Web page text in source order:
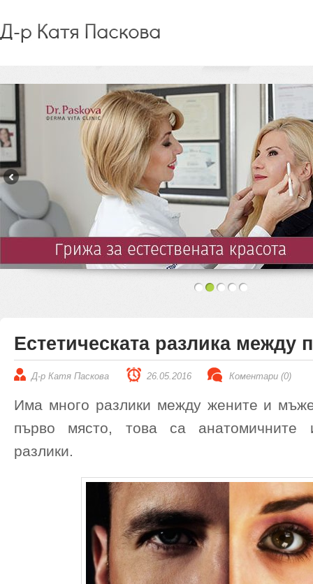
Естетическата разлика между
Д-р Катя Паскова 26.05.2016 Коментари (0)
Има много разлики между жените и
първо място, това са анатомичните
разлики.